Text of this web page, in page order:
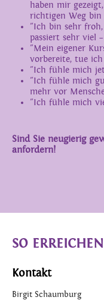
haben mir
richtigen Weg
"Ich bin sehr
passiert sehr viel
"Mein eigener
vorbereite, tue
"Ich fühle mich
"Ich fühle mich
mehr vor
"Ich fühle mich
Sind Sie neugierig
anfordern!
SO
Kontakt
Birgit Schaumburg